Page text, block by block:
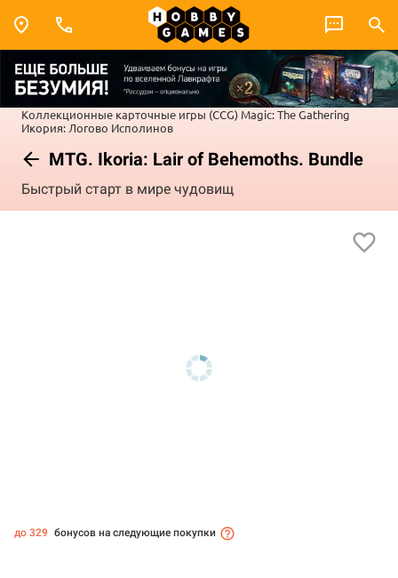
Коллекционные карточные игры (CCG) Magic: The Gathering
Икория: Логово Исполинов
MTG. Ikoria: Lair of Behemoths. Bundle
Быстрый старт в мире чудовищ
до 329 бонусов на следующие покупки